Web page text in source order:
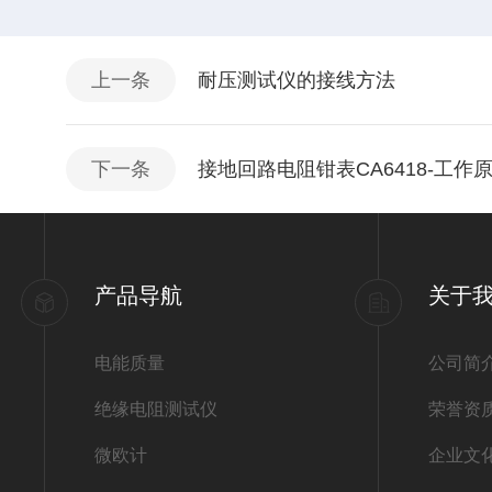
上一条 耐压测试仪的接线方法
下一条 接地回路电阻钳表CA6418-工作
产品导航
电能质量
绝缘电阻测试仪
微欧计
关于
公司简
荣誉资
企业文